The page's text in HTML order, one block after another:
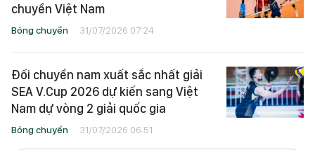
chuyền Việt Nam
Bóng chuyền 31/07/2026 07:24
Đối chuyền nam xuất sắc nhất giải
SEA V.Cup 2026 dự kiến sang Việt
Nam dự vòng 2 giải quốc gia
Bóng chuyền 31/07/2026 06:51